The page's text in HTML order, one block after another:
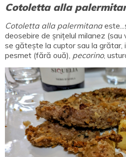
Cotoletta alla
Cotoletta alla palermitana
deosebire de șnițelul milanez (sau
se gătește la cuptor sau la grătar,
pesmet (fără ouă), pecorino,